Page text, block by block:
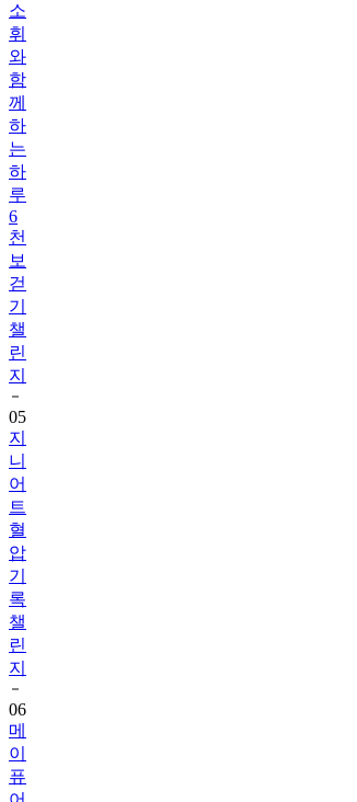
소
휘
와
함
께
하
는
하
루
6
천
보
걷
기
챌
린
지
05
지
니
어
트
혈
압
기
록
챌
린
지
06
메
이
퓨